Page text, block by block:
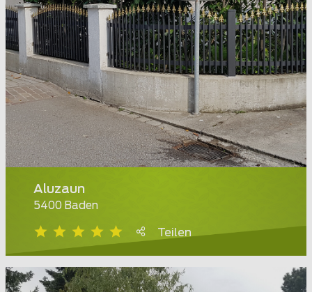
Aluzaun
5400 Baden
Teilen